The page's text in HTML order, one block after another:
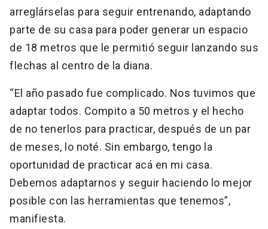
arreglárselas para seguir entrenando, adaptando
parte de su casa para poder generar un espacio
de 18 metros que le permitió seguir lanzando sus
flechas al centro de la diana.
“El año pasado fue complicado. Nos tuvimos que
adaptar todos. Compito a 50 metros y el hecho
de no tenerlos para practicar, después de un par
de meses, lo noté. Sin embargo, tengo la
oportunidad de practicar acá en mi casa.
Debemos adaptarnos y seguir haciendo lo mejor
posible con las herramientas que tenemos”,
manifiesta.